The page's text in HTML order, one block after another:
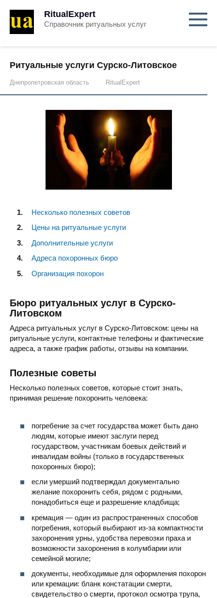
RitualExpert
Справочник ритуальных услуг
Ритуальные услуги Сурско-Литовское
Днепропетровская область RitualExpert
Несколько полезных советов
Цены на ритуальные услуги
Дополнительные услуги
Адреса похоронных бюро
Организация похорон
Бюро ритуальных услуг в Сурско-
Литовском
Адреса ритуальных услуг в Сурско-Литовском: цены на
ритуальные услуги, контактные телефоны и фактические
адреса, а также график работы, отзывы на компании.
Полезные советы
Несколько полезных советов, которые стоит знать,
принимая решение похоронить человека:
погребение за счет государства может быть дано
людям, которые имеют заслуги перед
государством, участникам боевых действий и
инвалидам войны (только в государственных
похоронных бюро);
если умерший подтверждал документально
желание похоронить себя, рядом с родными,
понадобиться еще и разрешение кладбища;
кремация — один из распространенных способов
погребения, который выбирают из-за компактности
захоронения урны, удобства перевозки праха и
возможности захоронения в колумбарии или
семейной могиле;
документы, необходимые для оформления похорон
или кремации: бланк констатации смерти,
свидетельство о смерти, протокол осмотра трупа,